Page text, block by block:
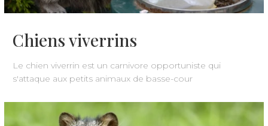
Chiens viverrins
Le chien viverrin est un carnivore opportuniste qui
s'attaque aux petits animaux de basse-cour